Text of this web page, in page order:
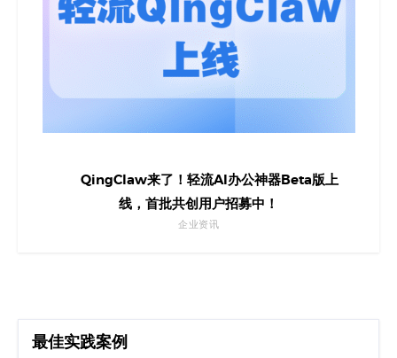
QingClaw来了！轻流AI办公神器Beta版上
线，首批共创用户招募中！
企业资讯
最佳实践案例